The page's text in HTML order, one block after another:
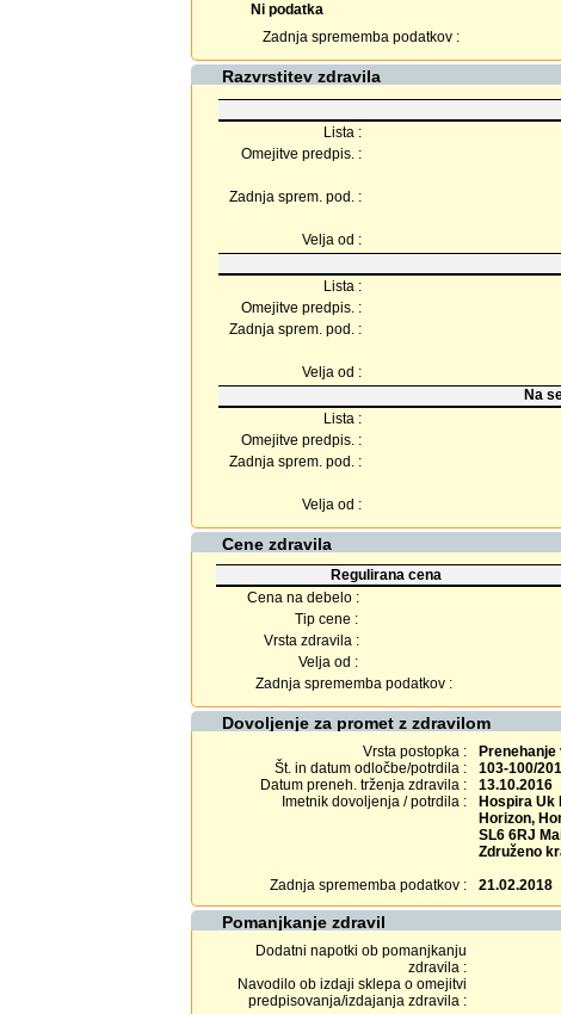
Ni podatka
Zadnja sprememba podatkov :
Razvrstitev zdravila
Lista :
Omejitve predpis. :
Zadnja sprem. pod. :
Velja od :
Lista :
Omejitve predpis. :
Zadnja sprem. pod. :
Velja od :
Na
Lista :
Omejitve predpis. :
Zadnja sprem. pod. :
Velja od :
Cene zdravila
Regulirana cena
Cena na debelo :
Tip cene :
Vrsta zdravila :
Velja od :
Zadnja sprememba podatkov :
Dovoljenje za promet z zdravilom
Vrsta postopka :
Št. in datum odločbe/potrdila :
103-100/
Datum preneh. trženja zdravila :
13.10.2016
Imetnik dovoljenja / potrdila :
Hospira Uk
Horizon,
SL6 6RJ
Združeno
Zadnja sprememba podatkov :
21.02.2018
Pomanjkanje zdravil
Dodatni napotki ob pomanjkanju
zdravila :
Navodilo ob izdaji sklepa o omejitvi
predpisovanja/izdajanja zdravila :